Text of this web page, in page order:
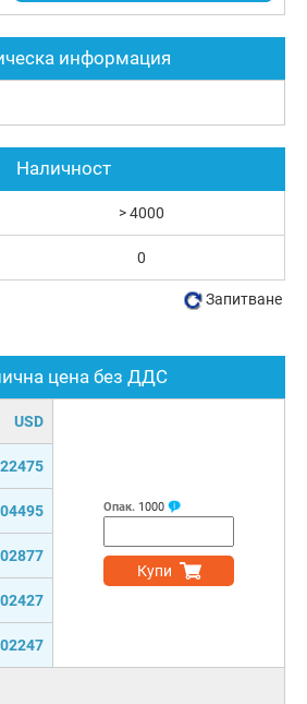
информация
цена без ДДС
USD
Опак. 1000
Купи
Наличност
> 4000
0
Запитване